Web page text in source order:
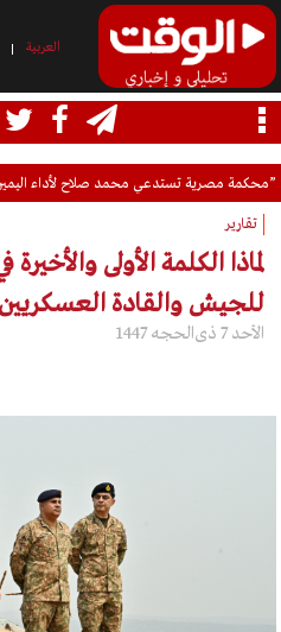
العربیة
هآرتس تكشف تحول "وحدات الدفاع الإقليمي"
تقارير
لماذا الكلمة الأولى
للجيش والقادة
الأحد 7 ذی‌الحجه 1447